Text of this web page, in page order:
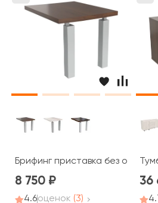
Брифинг приставка без опор
8 750
4.6оценок (3)
36